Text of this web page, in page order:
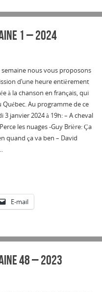
1 – 2024
semaine nous vous proposons
d’une heure entièrement
à la chanson en français, qui
Québec. Au programme de ce
3 janvier 2024 à 19h: – A cheval
les nuages -Guy Brière: Ça
quand ça va ben – David
E-mail
48 – 2023